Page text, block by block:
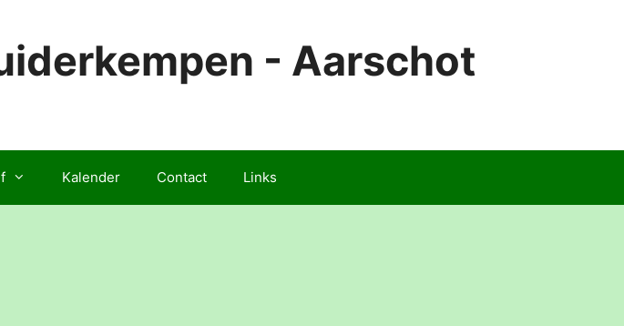
- Aarschot
Kalender Contact Links